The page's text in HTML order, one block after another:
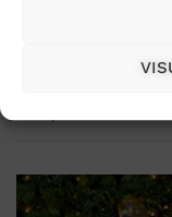
Non ci sono